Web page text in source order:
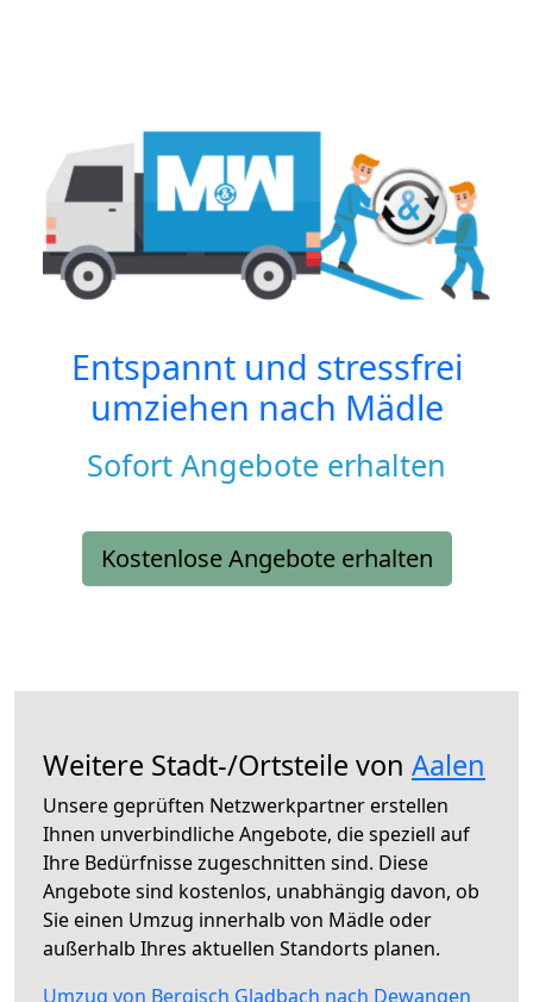
Entspannt und stressfrei
umziehen nach Mädle
Sofort Angebote erhalten
Kostenlose Angebote erhalten
Weitere Stadt-/Ortsteile von Aalen
Unsere geprüften Netzwerkpartner erstellen
Ihnen unverbindliche Angebote, die speziell auf
Ihre Bedürfnisse zugeschnitten sind. Diese
Angebote sind kostenlos, unabhängig davon, ob
Sie einen Umzug innerhalb von Mädle oder
außerhalb Ihres aktuellen Standorts planen.
Umzug von Bergisch Gladbach nach Dewangen